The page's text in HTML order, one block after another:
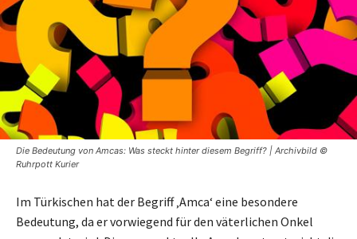
Die Bedeutung von Amcas: Was steckt hinter diesem Begriff? | Archivbild ©
Ruhrpott Kurier
Im Türkischen hat der Begriff ‚Amca‘ eine besondere
Bedeutung, da er vorwiegend für den väterlichen Onkel